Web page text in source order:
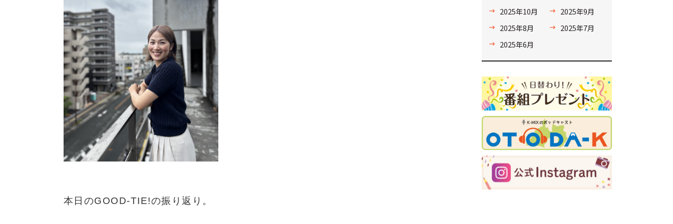
本日のGOOD-TIE!の振り返り。
2025年10月
2025年9月
2025年8月
2025年7月
2025年6月